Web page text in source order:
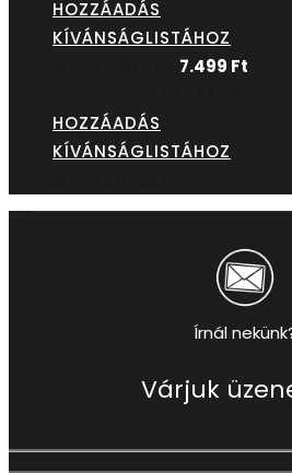
HOZZÁADÁS
KÍVÁNSÁGLISTÁHOZ
7.499 Ft
HOZZÁADÁS
KÍVÁNSÁGLISTÁHOZ
Írnál
Várjuk